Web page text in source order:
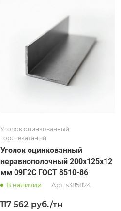
Уголок оцинкованный
горячекатаный
Уголок оцинкованный
неравнополочный 200х125х12
мм 09Г2С ГОСТ 8510-86
В наличии Арт. s385824
117 562 руб./тн
Равнополочный
Высота, мм
100
Толщина, мм
Сплав / Марка стали
Оцинкованное